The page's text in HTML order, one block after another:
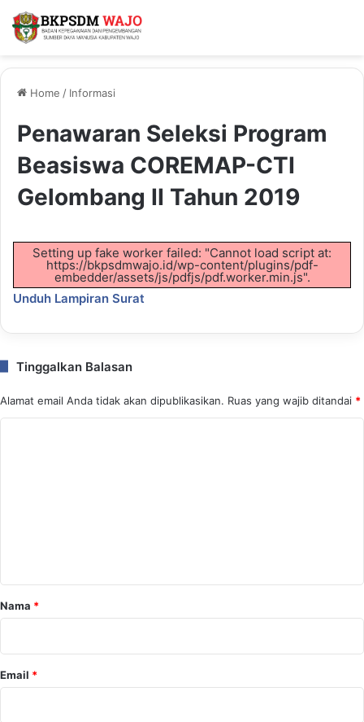
Home / Informasi
Penawaran Seleksi Program
Beasiswa COREMAP-CTI
Gelombang II Tahun 2019
Setting up fake worker failed: "Cannot load script at:
https://bkpsdmwajo.id/wp-content/plugins/pdf-
embedder/assets/js/pdfjs/pdf.worker.min.js".
Unduh Lampiran Surat
Tinggalkan Balasan
Alamat email Anda tidak akan dipublikasikan. Ruas yang wajib ditandai *
rNama *
Email *